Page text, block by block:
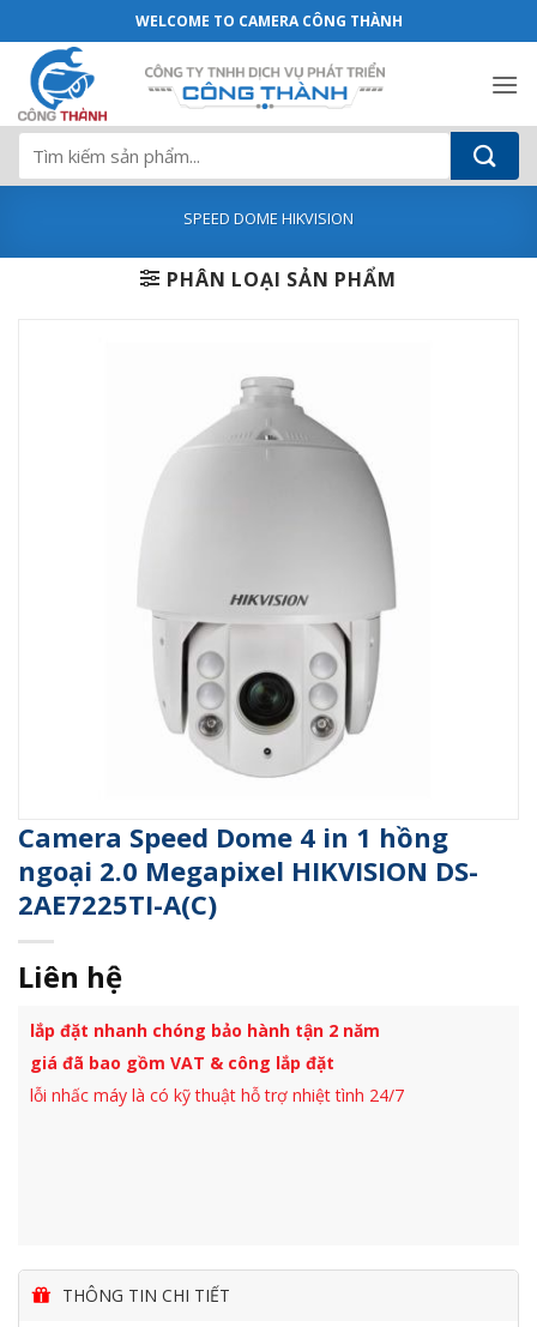
qua
dung
Camera Speed Dome 4 in 1 hồng ngoại
WELCOME TO CAMERA CÔNG THÀNH
Tìm
kiếm:
SPEED DOME HIKVISION
PHÂN LOẠI SẢN PHẨM
Camera Speed Dome 4 in 1 hồng
ngoại 2.0 Megapixel HIKVISION DS-
2AE7225TI-A(C)
Liên hệ
lắp đặt nhanh chóng bảo hành tận 2 năm
giá đã bao gồm VAT & công lắp đặt
lỗi nhấc máy là có kỹ thuật hỗ trợ nhiệt tình 24/7
THÔNG TIN CHI TIẾT